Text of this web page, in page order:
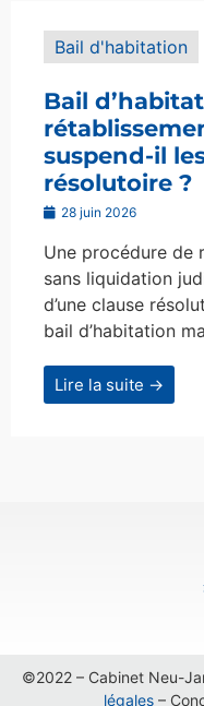
Bail d'habitation
Bail
suspend-il
résolutoire ?
28 juin 2026
Une procédure de
sans liquidation
d’une clause
bail d’habitation
Lire la suite →
©2022 – Cabinet Neu-
légales–